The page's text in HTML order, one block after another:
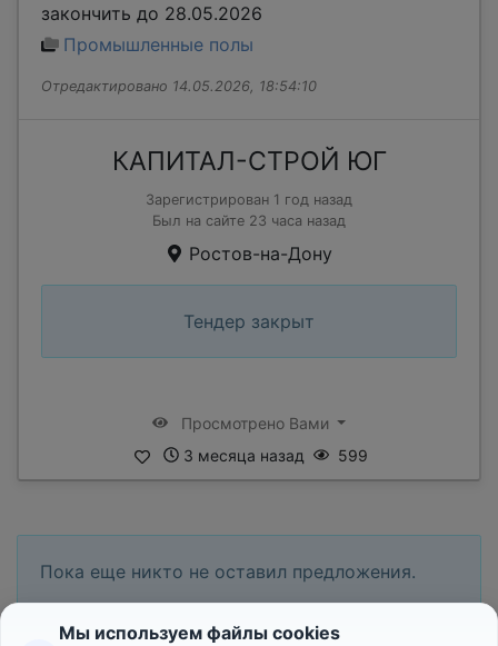
закончить до 28.05.2026
Промышленные полы
Отредактировано 14.05.2026, 18:54:10
КАПИТАЛ-СТРОЙ ЮГ
Зарегистрирован 1 год назад
Был на сайте 23 часа назад
Ростов-на-Дону
Тендер закрыт
Просмотрено Вами
3 месяца назад
599
Пока еще никто не оставил предложения.
Мы используем файлы cookies